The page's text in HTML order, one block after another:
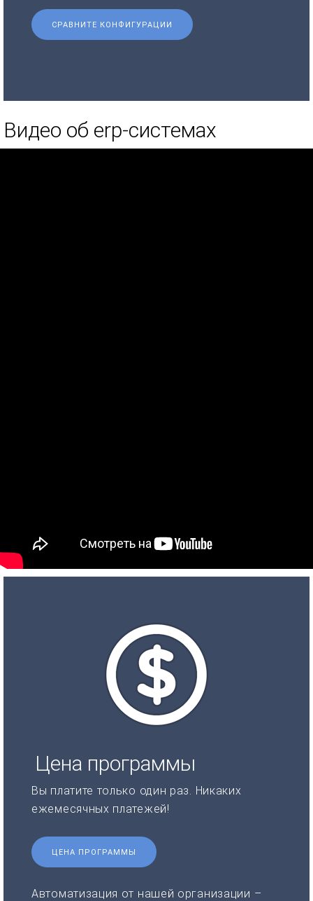
СРАВНИТЕ КОНФИГУРАЦИИ
Видео об erp-системах
Цена программы
Вы платите только один раз. Никаких
ежемесячных платежей!
ЦЕНА ПРОГРАММЫ
Автоматизация от нашей организации –